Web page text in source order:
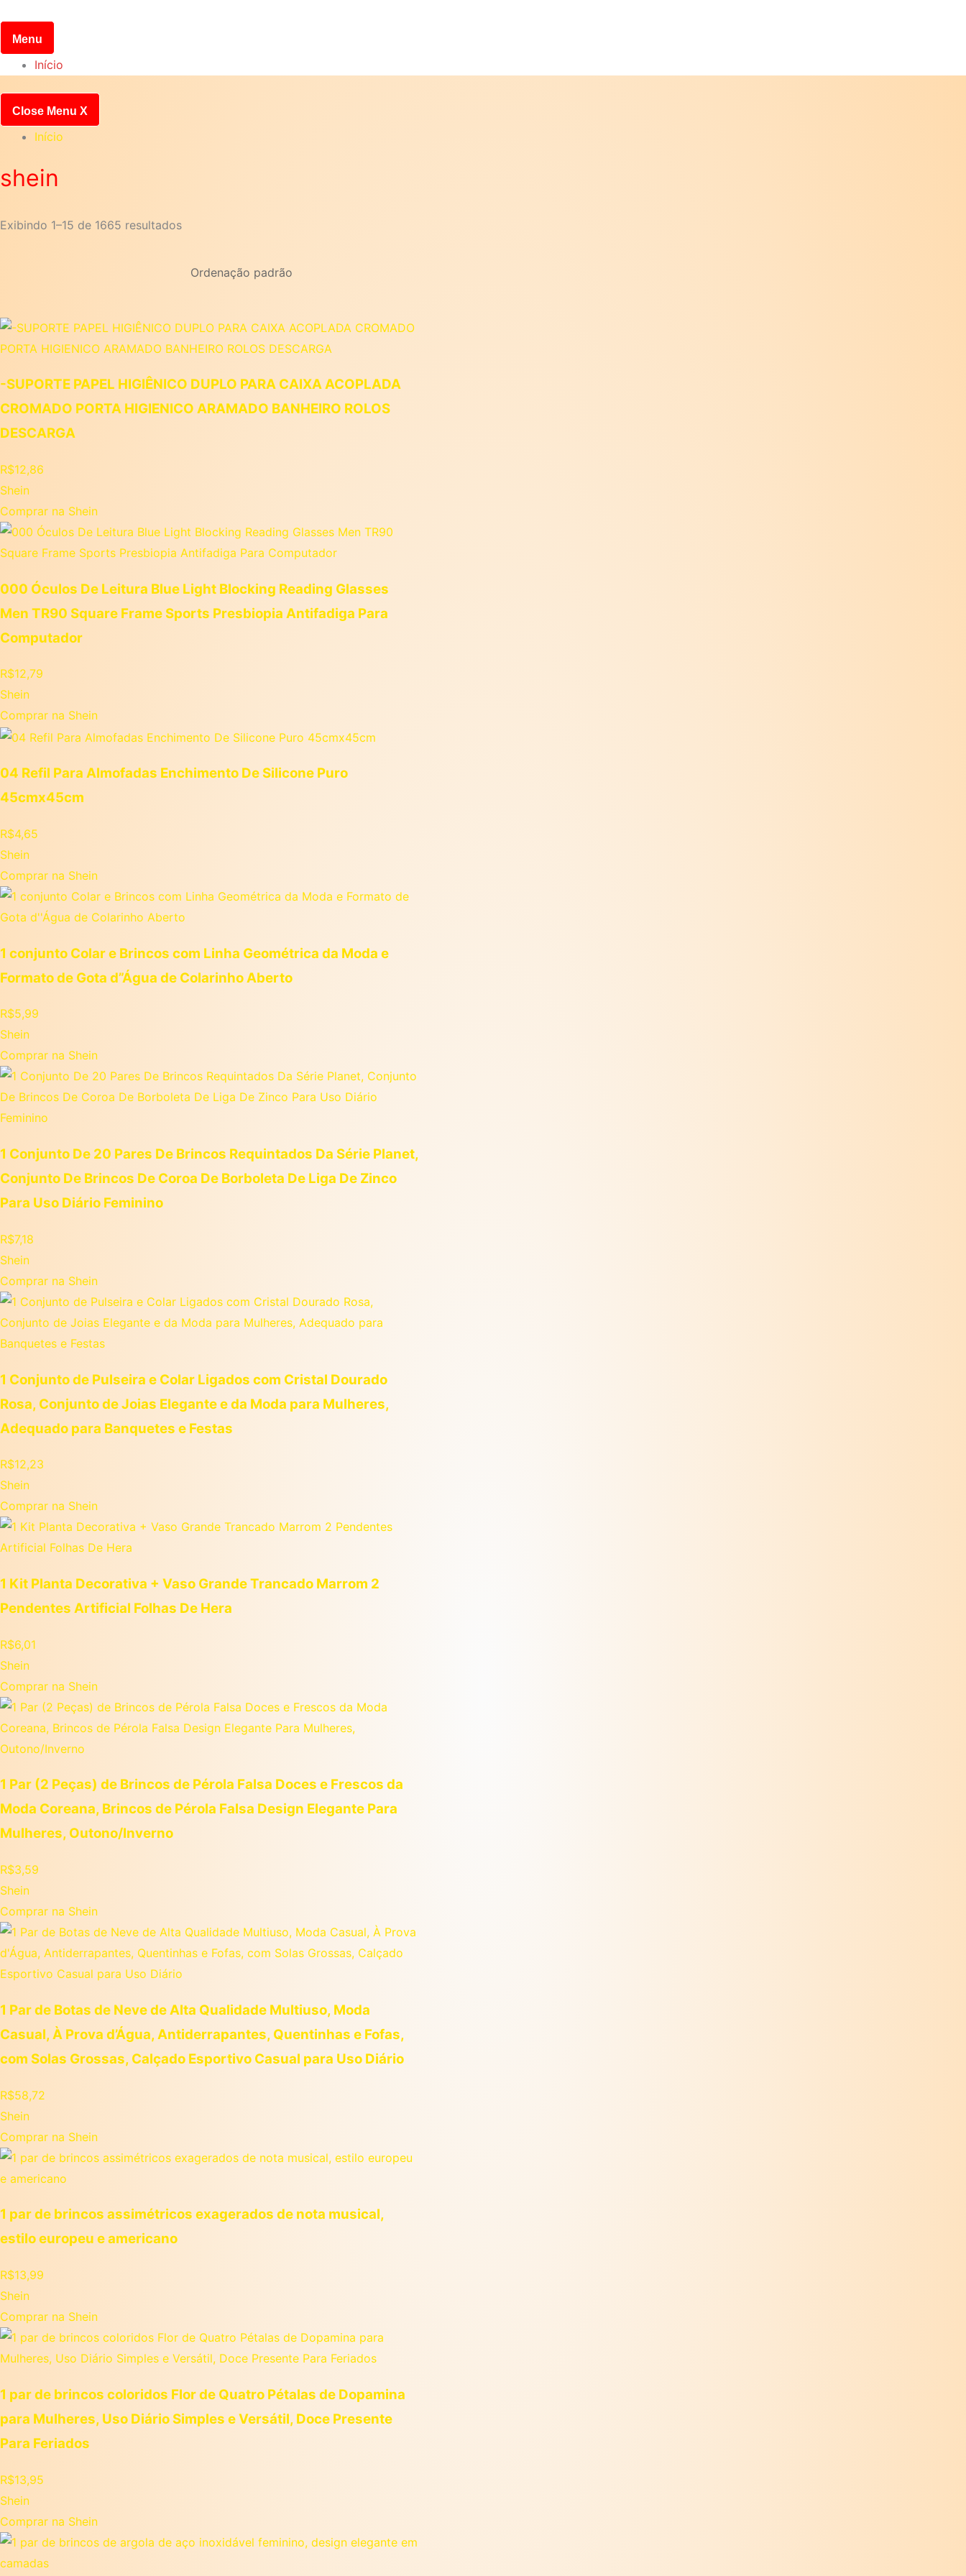
o
conteúdo
Menu
Início
Close Menu X
Início
shein
Exibindo 1–15 de 1665 resultados
-SUPORTE PAPEL HIGIÊNICO DUPLO PARA CAIXA ACOPLADA
CROMADO PORTA HIGIENICO ARAMADO BANHEIRO ROLOS
DESCARGA
R$12,86
Shein
Comprar na Shein
000 Óculos De Leitura Blue Light Blocking Reading Glasses
Men TR90 Square Frame Sports Presbiopia Antifadiga Para
Computador
R$12,79
Shein
Comprar na Shein
04 Refil Para Almofadas Enchimento De Silicone Puro
45cmx45cm
R$4,65
Shein
Comprar na Shein
1 conjunto Colar e Brincos com Linha Geométrica da Moda e
Formato de Gota d”Água de Colarinho Aberto
R$5,99
Shein
Comprar na Shein
1 Conjunto De 20 Pares De Brincos Requintados Da Série Planet,
Conjunto De Brincos De Coroa De Borboleta De Liga De Zinco
Para Uso Diário Feminino
R$7,18
Shein
Comprar na Shein
1 Conjunto de Pulseira e Colar Ligados com Cristal Dourado
Rosa, Conjunto de Joias Elegante e da Moda para Mulheres,
Adequado para Banquetes e Festas
R$12,23
Shein
Comprar na Shein
1 Kit Planta Decorativa + Vaso Grande Trancado Marrom 2
Pendentes Artificial Folhas De Hera
R$6,01
Shein
Comprar na Shein
1 Par (2 Peças) de Brincos de Pérola Falsa Doces e Frescos da
Moda Coreana, Brincos de Pérola Falsa Design Elegante Para
Mulheres, Outono/Inverno
R$3,59
Shein
Comprar na Shein
1 Par de Botas de Neve de Alta Qualidade Multiuso, Moda
Casual, À Prova d’Água, Antiderrapantes, Quentinhas e Fofas,
com Solas Grossas, Calçado Esportivo Casual para Uso Diário
R$58,72
Shein
Comprar na Shein
1 par de brincos assimétricos exagerados de nota musical,
estilo europeu e americano
R$13,99
Shein
Comprar na Shein
1 par de brincos coloridos Flor de Quatro Pétalas de Dopamina
para Mulheres, Uso Diário Simples e Versátil, Doce Presente
Para Feriados
R$13,95
Shein
Comprar na Shein